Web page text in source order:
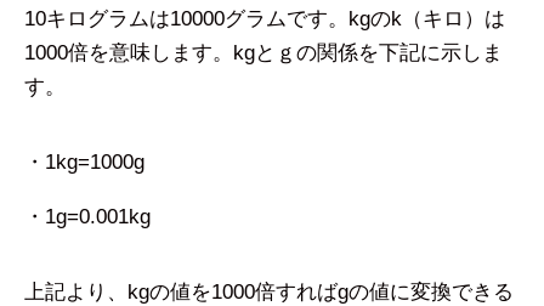
10キログラムは10000グラムです。kgのk（キロ）は
1000倍を意味します。kgとｇの関係を下記に示しま
す。
・1kg=1000g
・1g=0.001kg
上記より、kgの値を1000倍すればgの値に変換できる